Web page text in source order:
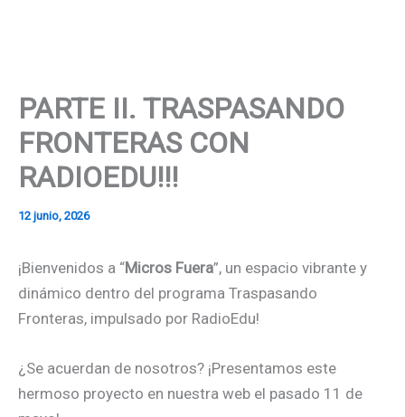
PARTE II. TRASPASANDO
FRONTERAS CON
RADIOEDU!!!
12 junio, 2026
¡Bienvenidos a “Micros Fuera”, un espacio vibrante y
dinámico dentro del programa Traspasando
Fronteras, impulsado por RadioEdu!
¿Se acuerdan de nosotros? ¡Presentamos este
hermoso proyecto en nuestra web el pasado 11 de